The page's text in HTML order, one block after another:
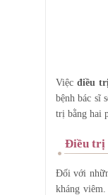
Việc điều
bệnh bác sĩ
trị bằng hai
Điều trị
Đối với
kháng